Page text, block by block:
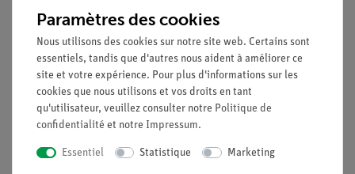
Nach oben
Légal
Conditions générales de vente
Paramètres des cookies
Nous utilisons des cookies sur notre site web. Certains sont
essentiels, tandis que d'autres nous aident à améliorer ce
site et votre expérience. Pour plus d'informations sur les
cookies que nous utilisons et vos droits en tant
qu'utilisateur, veuillez consulter notre Politique de
confidentialité et notre Impressum.
Essentiel Statistique Marketing